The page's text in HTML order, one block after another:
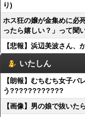
り)
ホス狂の嬢が金集めに必
ったら嬉しい？」って聞
【悲報】浜辺美波さん
いたしん
【朗報】むちむち女子バ
う????????????
【画像】男の娘で抜いた